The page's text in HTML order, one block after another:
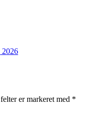
2026
er markeret med *